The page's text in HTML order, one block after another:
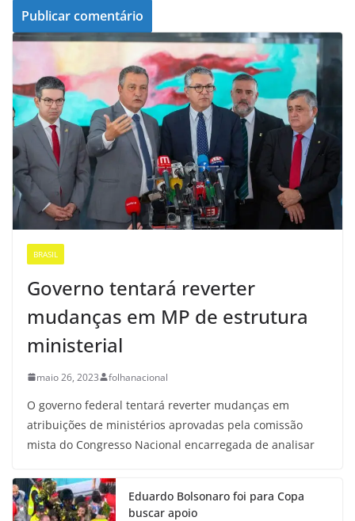
BRASIL
Governo tentará reverter
mudanças em MP de estrutura
ministerial
maio 26, 2023 folhanacional
O governo federal tentará reverter mudanças em
atribuições de ministérios aprovadas pela comissão
mista do Congresso Nacional encarregada de analisar
Eduardo Bolsonaro foi para Copa
buscar apoio